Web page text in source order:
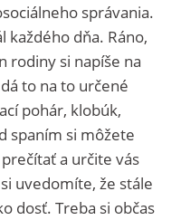
správania.
každého dňa. Ráno,
rodiny si napíše na
to na to určené
pohár, klobúk,
spaním si môžete
a určite vás
uvedomíte, že stále
dosť. Treba si občas